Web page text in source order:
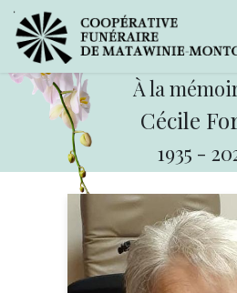
À la
Cécile
1935 -